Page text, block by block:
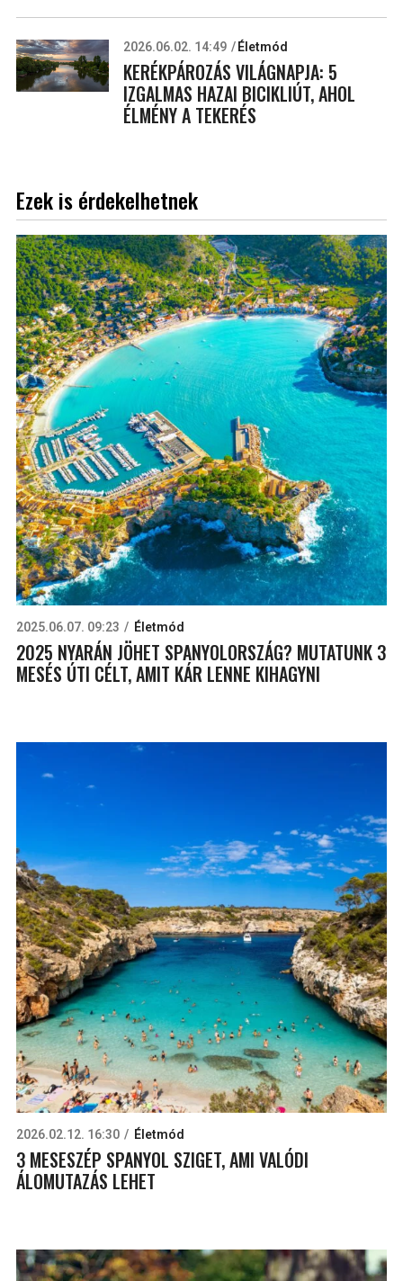
2026.06.02. 14:49 Életmód
KERÉKPÁROZÁS VILÁGNAPJA: 5
IZGALMAS HAZAI BICIKLIÚT, AHOL
ÉLMÉNY A TEKERÉS
Ezek is érdekelhetnek
2025.06.07. 09:23 Életmód
2025 NYARÁN JÖHET SPANYOLORSZÁG? MUTATUNK 3
MESÉS ÚTI CÉLT, AMIT KÁR LENNE KIHAGYNI
2026.02.12. 16:30 Életmód
3 MESESZÉP SPANYOL SZIGET, AMI VALÓDI
ÁLOMUTAZÁS LEHET